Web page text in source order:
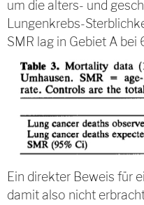
um die alters- und
Lungenkrebs-
SMR lag in Gebiet A bei
Ein direkter Beweis für
damit also nicht